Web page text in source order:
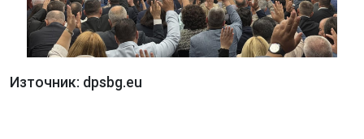
Източник: dpsbg.eu